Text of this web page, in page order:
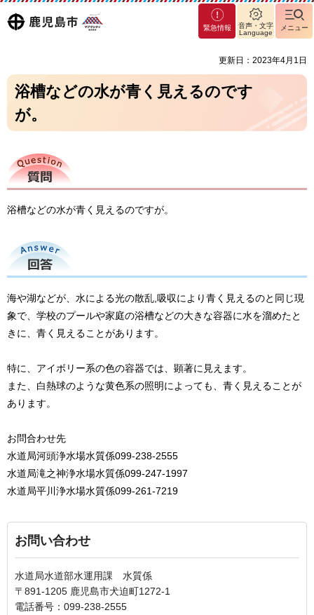
鹿児島
マグ
マシ
緊急情報
音声・文字
Language
メニュー
更新日：2023年4月1日
浴槽などの水が青く見えるのです
が。
質問
浴槽などの水が青く見えるのですが。
回答
海や湖などが、水による光の散乱,吸収により青く見えるのと同じ現
象で、学校のプールや家庭の浴槽などの大きな容器に水を溜めたと
きに、青く見えることがあります。
特に、アイボリー系の色の容器では、顕著に見えます。
また、白熱球のような黄色系の照明によっても、青く見えることが
あります。
お問合わせ先
水道局河頭浄水場水質係099-238-2555
水道局滝之神浄水場水質係099-247-1997
水道局平川浄水場水質係099-261-7219
お問い合わせ
水道局水道部水運用課 水質係
〒891-1205 鹿児島市犬迫町1272-1
電話番号：099-238-2555